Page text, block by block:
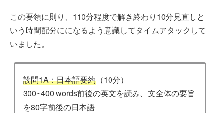
この要領に則り、110分程度で解き終わり10分見直しと
いう時間配分にになるよう意識してタイムアタックして
いました。
設問1A：日本語要約 （10分）
300~400 words前後の英文を読み、文全体の要旨
を80字前後の日本語